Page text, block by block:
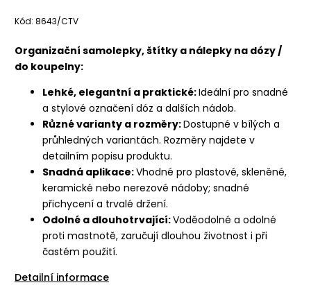
Kód: 8643/CTV
Organizační samolepky, štítky a nálepky na dózy /
do koupelny:
Lehké, elegantní a praktické:Ideální pro snadné
a stylové označení dóz a dalších nádob.
Různé varianty a rozměry:Dostupné v bílých a
průhledných variantách. Rozměry najdete v
detailním popisu produktu.
Snadná aplikace:Vhodné pro plastové, skleněné,
keramické nebo nerezové nádoby; snadné
přichycení a trvalé držení.
Odolné a dlouhotrvající:Voděodolné a odolné
proti mastnotě, zaručují dlouhou životnost i při
častém použití.
Detailní informace